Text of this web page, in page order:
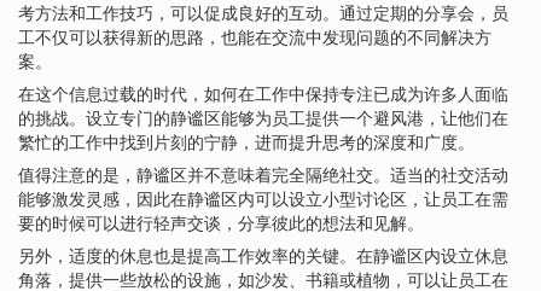
考方法和工作技巧，可以促成良好的互动。通过定期的分享会，员
工不仅可以获得新的思路，也能在交流中发现问题的不同解决方
案。
在这个信息过载的时代，如何在工作中保持专注已成为许多人面临
的挑战。设立专门的静谧区能够为员工提供一个避风港，让他们在
繁忙的工作中找到片刻的宁静，进而提升思考的深度和广度。
值得注意的是，静谧区并不意味着完全隔绝社交。适当的社交活动
能够激发灵感，因此在静谧区内可以设立小型讨论区，让员工在需
要的时候可以进行轻声交谈，分享彼此的想法和见解。
另外，适度的休息也是提高工作效率的关键。在静谧区内设立休息
角落，提供一些放松的设施，如沙发、书籍或植物，可以让员工在